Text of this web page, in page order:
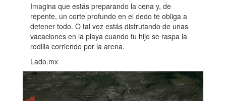
Imagina que estás preparando la cena y, de
repente, un corte profundo en el dedo te obliga a
detener todo. O tal vez estás disfrutando de unas
vacaciones en la playa cuando tu hijo se raspa la
rodilla corriendo por la arena.
Lado.mx